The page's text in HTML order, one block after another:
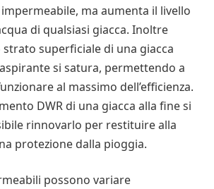
ma aumenta il livello
di qualsiasi giacca. Inoltre
strato superficiale di una giacca
si satura, permettendo a
al massimo dell’efficienza.
DWR di una giacca alla fine si
rinnovarlo per restituire alla
protezione dalla pioggia.
possono variare